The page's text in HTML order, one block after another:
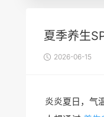
夏季养生
2026-06-15
炎炎夏日，气